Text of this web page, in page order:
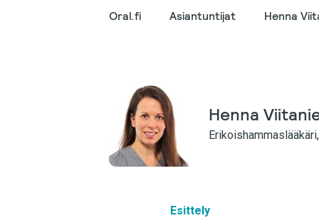
Oral.fi Asiantuntijat Henna
Henna
Esittely